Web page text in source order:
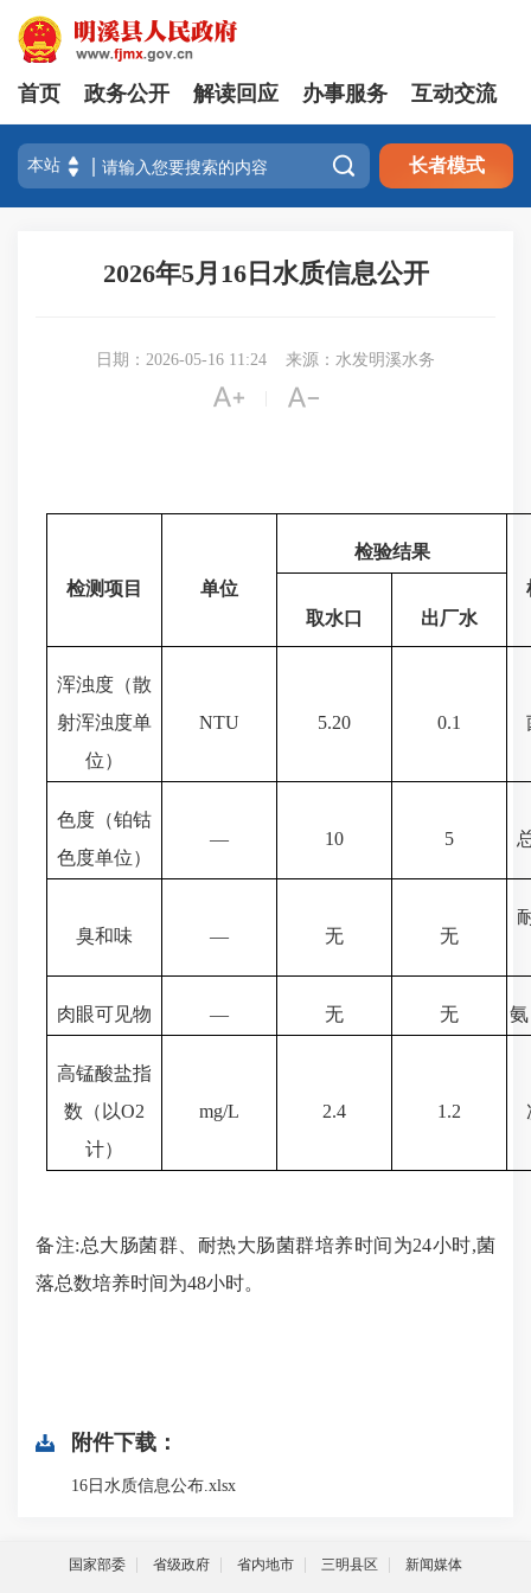
首页 政务公开 解读回应 办事服务 互动交流
 长者模式
2026年5月16日水质信息公开
日期：2026-05-16 11:24 来源：水发明溪水务
 
检测项目 单位
检验结果
取水口
出厂水
浑浊度（散
射浑浊度单
位）
NTU 5.20 0.1
色度（铂钴
色度单位）
— 10 5
臭和味 — 无 无
肉眼可见物 — 无 无
高锰酸盐指
数（以O2
计）
mg/L 2.4 1.2
备注:总大肠菌群、耐热大肠菌群培养时间为24小时,菌
落总数培养时间为48小时。
附件下载：
16日水质信息公布.xlsx
国家部委 省级政府 省内地市 三明县区 新闻媒体